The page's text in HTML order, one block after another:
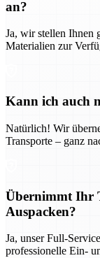
an?
Ja, wir stellen Ihnen
Materialien zur
Kann ich auch
Natürlich! Wir
Transporte – ganz
Übernimmt Ihr
Auspacken?
Ja, unser Full-
professionelle Ein-